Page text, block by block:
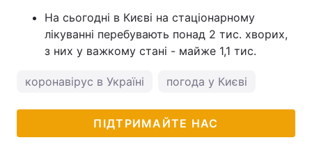
На сьогодні в Києві на стаціонарному
лікуванні перебувають понад 2 тис. хворих,
з них у важкому стані - майже 1,1 тис.
коронавірус в Україні погода у Києві
ПІДТРИМАЙТЕ НАС